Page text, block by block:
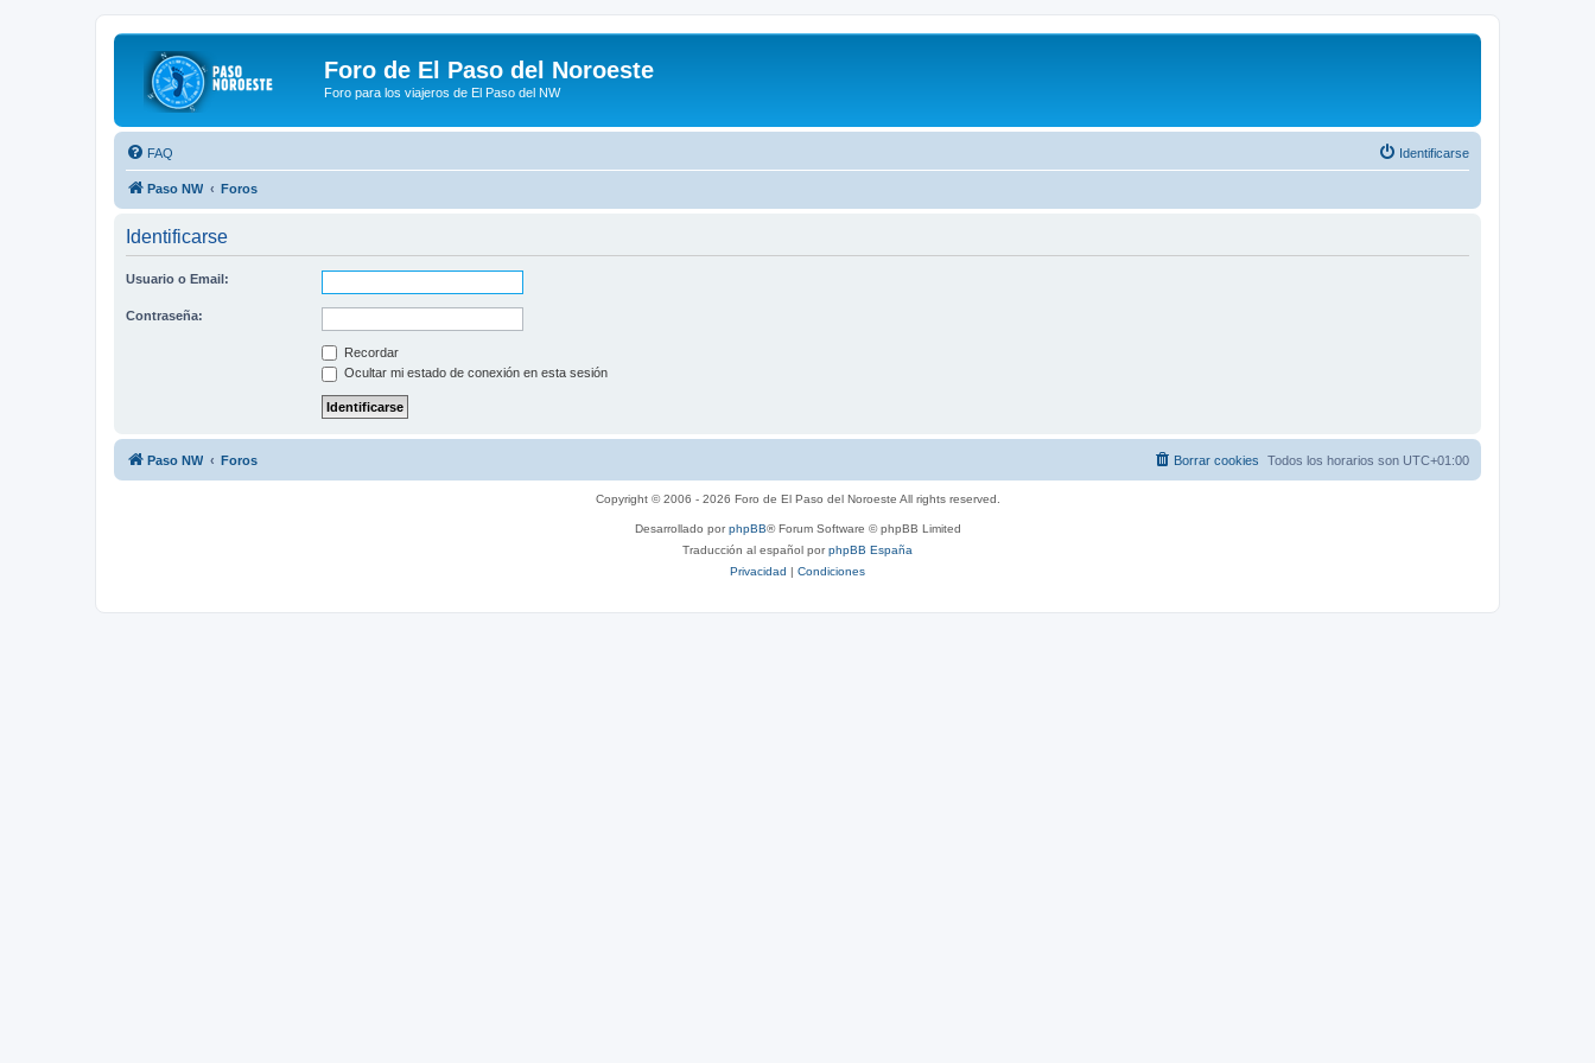
Foro de El Paso del Noroeste
Foro para los viajeros de El Paso del NW
FAQ Identificarse
Paso NW Foros
Identificarse
Usuario o Email:
Contraseña:
Recordar
Ocultar mi estado de conexión en esta sesión
Paso NW Foros Todos los horarios son UTC+01:00
Borrar cookies
Copyright © 2006 - 2026 Foro de El Paso del Noroeste All rights reserved.
Desarrollado porphpBB® Forum Software © phpBB Limited
Traducción al español porphpBB España
Privacidad | Condiciones